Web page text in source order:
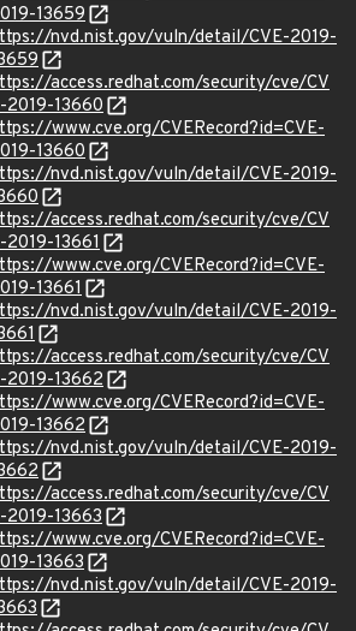
13659
nvd.nist.gov/vuln/detail/CVE-2019-
access.redhat.com/security/cve/CV
2019-13660
www.cve.org/CVERecord?id=CVE-
13660
nvd.nist.gov/vuln/detail/CVE-2019-
access.redhat.com/security/cve/CV
2019-13661
www.cve.org/CVERecord?id=CVE-
13661
nvd.nist.gov/vuln/detail/CVE-2019-
access.redhat.com/security/cve/CV
2019-13662
www.cve.org/CVERecord?id=CVE-
13662
nvd.nist.gov/vuln/detail/CVE-2019-
access.redhat.com/security/cve/CV
2019-13663
www.cve.org/CVERecord?id=CVE-
13663
nvd.nist.gov/vuln/detail/CVE-2019-